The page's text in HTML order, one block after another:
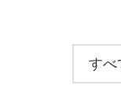
すべ